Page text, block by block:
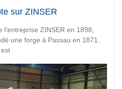
sur ZINSER
ZINSER en 1898,
une forge à Passau en 1871.